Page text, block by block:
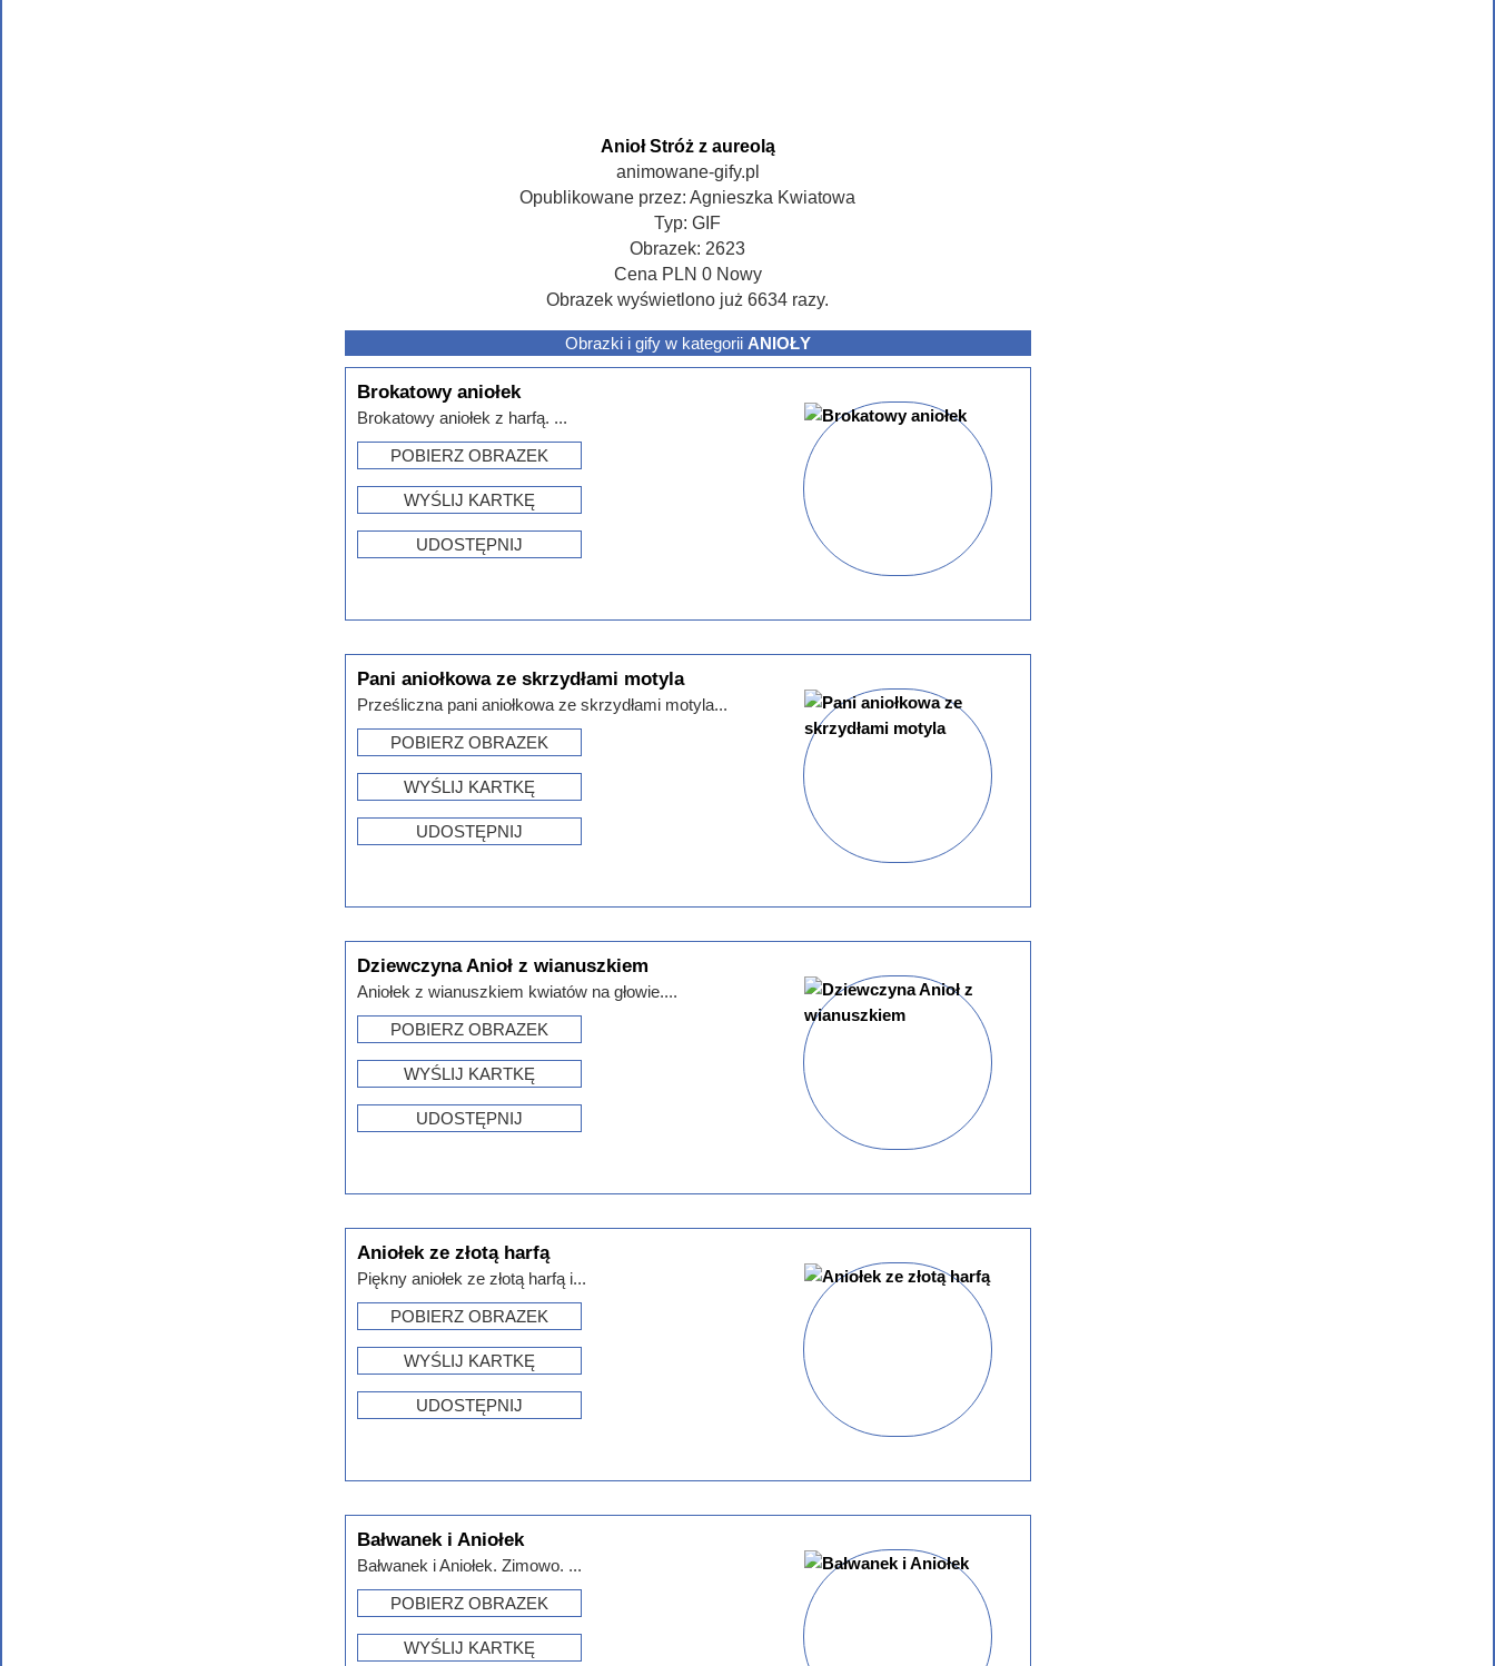
Anioł Stróż z aureolą
animowane-gify.pl
Opublikowane przez:Agnieszka Kwiatowa
Typ:GIF
Obrazek: 2623
Cena PLN 0Nowy
Obrazek wyświetlono już 6634 razy.
Obrazki i gify w kategorii ANIOŁY
Brokatowy aniołek
Brokatowy aniołek z harfą. ...
POBIERZ OBRAZEK
WYŚLIJ KARTKĘ
UDOSTĘPNIJ
Pani aniołkowa ze skrzydłami motyla
Prześliczna pani aniołkowa ze skrzydłami motyla...
POBIERZ OBRAZEK
WYŚLIJ KARTKĘ
UDOSTĘPNIJ
Dziewczyna Anioł z wianuszkiem
Aniołek z wianuszkiem kwiatów na głowie....
POBIERZ OBRAZEK
WYŚLIJ KARTKĘ
UDOSTĘPNIJ
Aniołek ze złotą harfą
Piękny aniołek ze złotą harfą i...
POBIERZ OBRAZEK
WYŚLIJ KARTKĘ
UDOSTĘPNIJ
Bałwanek i Aniołek
Bałwanek i Aniołek. Zimowo. ...
POBIERZ OBRAZEK
WYŚLIJ KARTKĘ